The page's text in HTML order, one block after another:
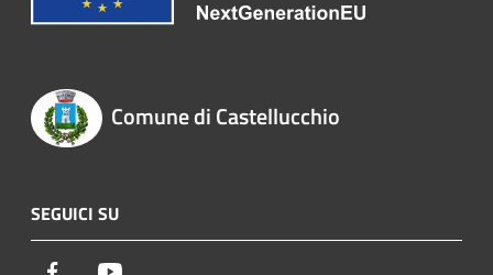
Comune di Castellucchio
SEGUICI SU